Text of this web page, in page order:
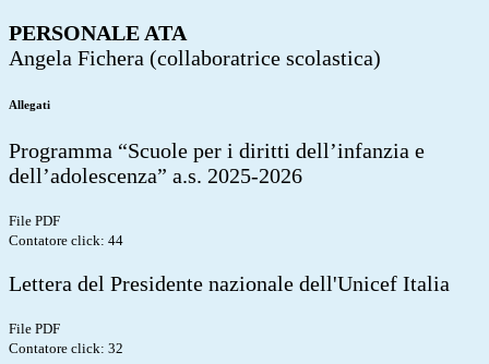
PERSONALE ATA
Angela Fichera (collaboratrice scolastica)
Allegati
Programma “Scuole per i diritti dell’infanzia e
dell’adolescenza” a.s. 2025-2026
File PDF
Contatore click: 44
Lettera del Presidente nazionale dell'Unicef Italia
File PDF
Contatore click: 32